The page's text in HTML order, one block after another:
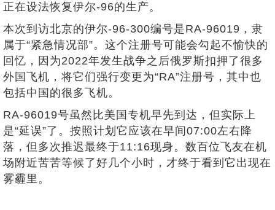
正在设法恢复伊尔-96的生产。
本次到访北京的伊尔-96-300编号是RA-96019，隶
属于“紧急情况部”。这个注册号可能会勾起不愉快的
回忆，因为2022年发生战争之后俄罗斯扣押了很多
外国飞机，将它们强行变更为“RA”注册号，其中也
包括中国的很多飞机。
RA-96019号虽然比美国专机早先到达，但实际上
是“延误”了。按照计划它应该在早间07:00左右降
落，但多次推迟最终于11:16现身。数百位飞友在机
场附近苦苦等候了好几个小时，才终于看到它出现在
雾霾里。